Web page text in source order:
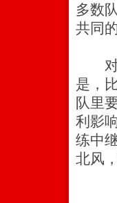
多数
共同
对
是，
队里
利影
练中
北风